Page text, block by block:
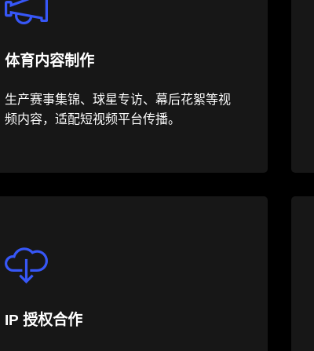
体育内容制作
生产赛事集锦、球星专访、幕后花絮等视
频内容，适配短视频平台传播。
IP 授权合作